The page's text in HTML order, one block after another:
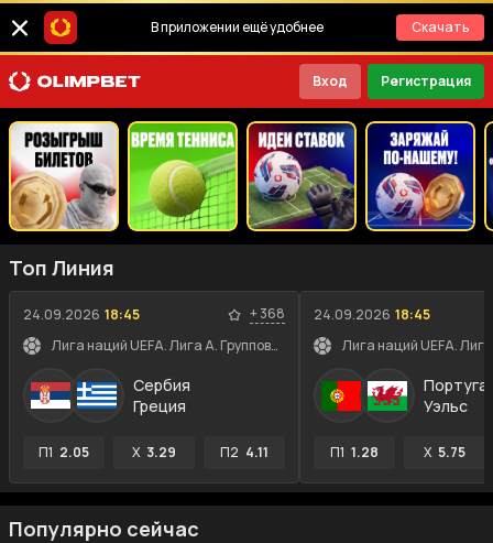
В приложении ещё удобнее Скачать
Вход Регистрация
Топ Линия
24.09.2026 18:45 +368
Лига наций UEFA. Лига A. Групповой этап
Сербия
Греция
П1 2.05 X 3.29 П2 4.11
24.09.2026 18:45
Уэльс
П1 1.28 X 5.75
Популярно сейчас